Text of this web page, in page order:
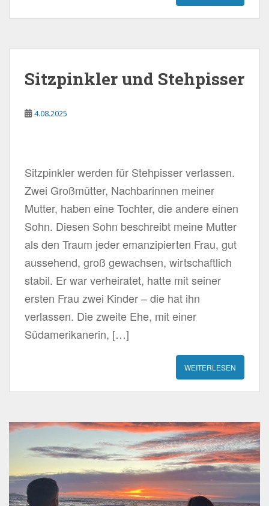
Sitzpinkler und Stehpisser
4.08.2025
Sitzpinkler werden für Stehpisser verlassen.
Zwei Großmütter, Nachbarinnen meiner
Mutter, haben eine Tochter, die andere einen
Sohn. Diesen Sohn beschreibt meine Mutter
als den Traum jeder emanzipierten Frau, gut
aussehend, groß gewachsen, wirtschaftlich
stabil. Er war verheiratet, hatte mit seiner
ersten Frau zwei Kinder – die hat ihn
verlassen. Die zweite Ehe, mit einer
Südamerikanerin, […]
WEITERLESEN